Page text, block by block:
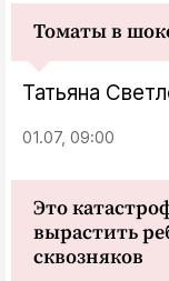
Томаты в
Татьяна
01.07, 09:00
Это
вырастить
сквозняков